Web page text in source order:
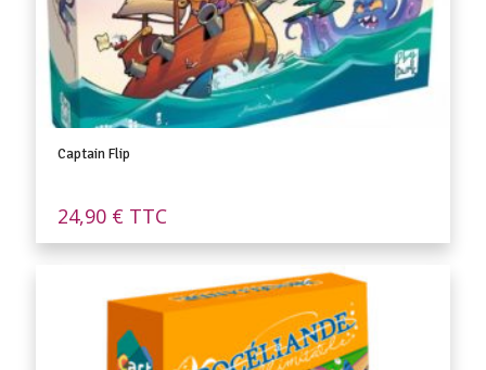
Captain Flip
24,90 € TTC